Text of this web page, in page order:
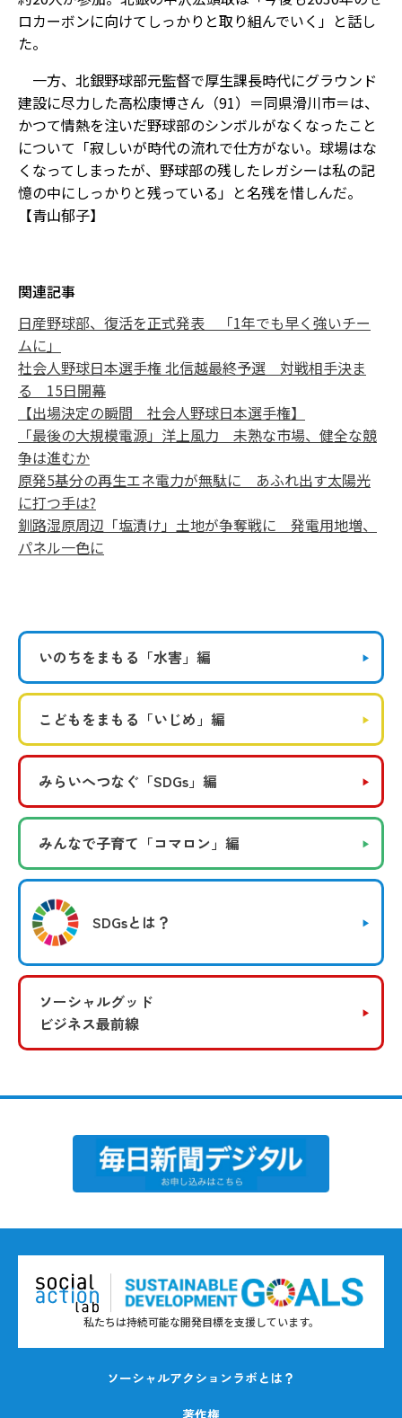
ロカーボンに向けてしっかりと取り組んでいく」と話し
た。
一方、北銀野球部元監督で厚生課長時代にグラウンド
建設に尽力した高松康博さん（91）＝同県滑川市＝は、
かつて情熱を注いだ野球部のシンボルがなくなったこと
について「寂しいが時代の流れで仕方がない。球場はな
くなってしまったが、野球部の残したレガシーは私の記
憶の中にしっかりと残っている」と名残を惜しんだ。
【青山郁子】
関連記事
日産野球部、復活を正式発表 「1年でも早く強いチー
ムに」
社会人野球日本選手権 北信越最終予選 対戦相手決ま
る 15日開幕
【出場決定の瞬間 社会人野球日本選手権】
「最後の大規模電源」洋上風力 未熟な市場、健全な競
争は進むか
原発5基分の再生エネ電力が無駄に あふれ出す太陽光
に打つ手は?
釧路湿原周辺「塩漬け」土地が争奪戦に 発電用地増、
パネル一色に
いのちをまもる 「水害」編
こどもをまもる 「いじめ」編
みらいへつなぐ 「SDGs」編
みんなで子育て 「コマロン」編
SDGsとは？
ソーシャルグッド
ビジネス最前線
私たちは持続可能な開発目標を支援しています。
ソーシャルアクションラボとは？